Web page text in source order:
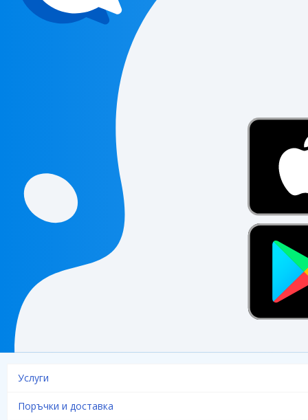
Услуги
Поръчки и доставка